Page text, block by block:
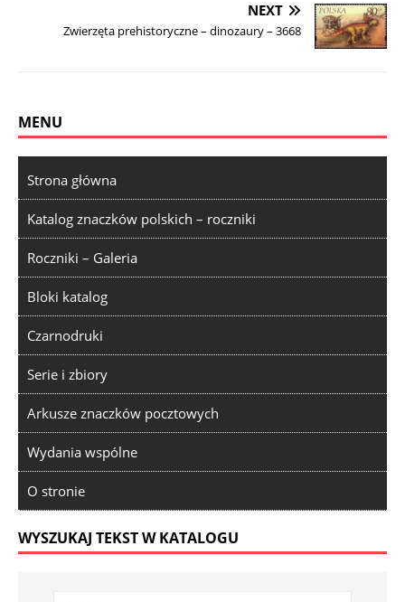
NEXT
Zwierzęta prehistoryczne – dinozaury – 3668
MENU
Strona główna
Katalog znaczków polskich – roczniki
Roczniki – Galeria
Bloki katalog
Czarnodruki
Serie i zbiory
Arkusze znaczków pocztowych
Wydania wspólne
O stronie
WYSZUKAJ TEKST W KATALOGU